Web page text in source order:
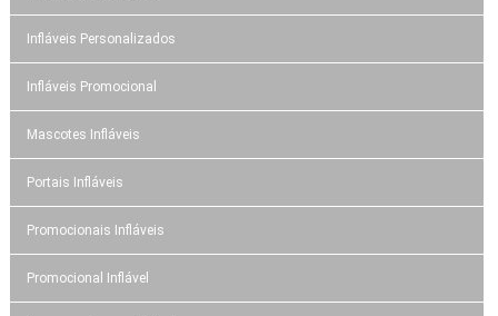
Infláveis Personalizados
Infláveis Promocional
Mascotes Infláveis
Portais Infláveis
Promocionais Infláveis
Promocional Inflável